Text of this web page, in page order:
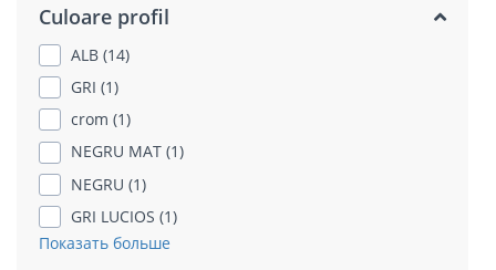
Culoare profil
ALB (14)
GRI (1)
crom (1)
NEGRU MAT (1)
NEGRU (1)
GRI LUCIOS (1)
Показать больше